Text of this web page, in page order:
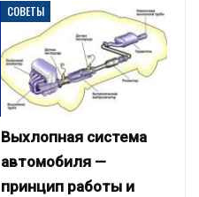
СОВЕТЫ
Выхлопная система
автомобиля —
принцип работы и